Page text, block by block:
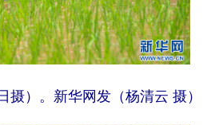
）。新华网发（杨清云 摄）